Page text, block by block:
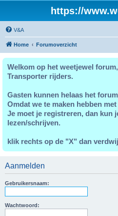
https://
V&A
Home Forumoverzicht
Welkom op het weetjewel
Transporter rijders.
Gasten kunnen helaas het
Omdat we te maken hebben
Je moet je registreren, dan kun
lezen/schrijven.
klik rechts op de "X" dan
Aanmelden
Gebruikersnaam:
Wachtwoord: